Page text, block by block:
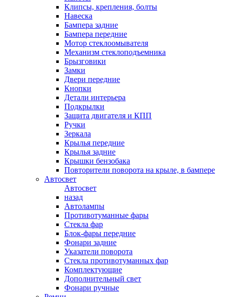
Клипсы, крепления, болты
Навеска
Бампера задние
Бампера передние
Мотор стеклоомывателя
Механизм стеклоподъемника
Брызговики
Замки
Двери передние
Кнопки
Детали интерьера
Подкрылки
Защита двигателя и КПП
Ручки
Зеркала
Крылья передние
Крылья задние
Крышки бензобака
Повторители поворота на крыле, в бампере
Автосвет
Автосвет
назад
Автолампы
Противотуманные фары
Стекла фар
Блок-фары передние
Фонари задние
Указатели поворота
Стекла противотуманных фар
Комплектующие
Дополнительный свет
Фонари ручные